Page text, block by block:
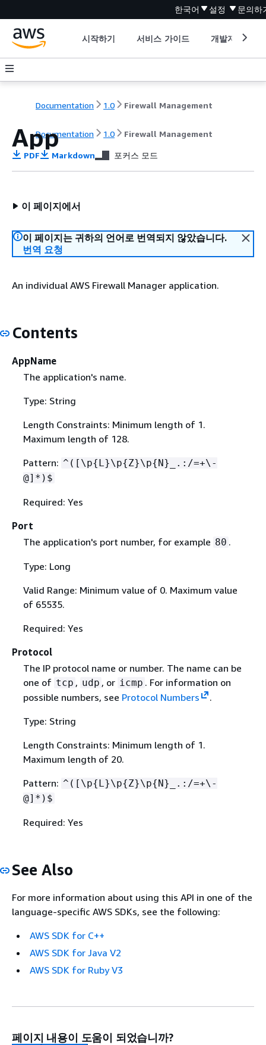
한국어 설정 문의하
시작하기 서비스 가이드 개발자 도구
Documentation 1.0 Firewall Management
Documentation 1.0 Firewall Management
App
PDF Markdown 포커스 모드
이 페이지에서
이 페이지는 귀하의 언어로 번역되지 않았습니다.
번역 요청
An individual AWS Firewall Manager application.
Contents
AppName
The application's name.
Type: String
Length Constraints: Minimum length of 1.
Maximum length of 128.
Pattern: ^([\p{L}\p{Z}\p{N}_.:/=+\-
@]*)$
Required: Yes
Port
The application's port number, for example 80 .
Type: Long
Valid Range: Minimum value of 0. Maximum value
of 65535.
Required: Yes
Protocol
The IP protocol name or number. The name can be
one of tcp , udp , or icmp . For information on
possible numbers, see Protocol Numbers
.
Type: String
Length Constraints: Minimum length of 1.
Maximum length of 20.
Pattern: ^([\p{L}\p{Z}\p{N}_.:/=+\-
@]*)$
Required: Yes
See Also
For more information about using this API in one of the
language-specific AWS SDKs, see the following:
AWS SDK for C++
AWS SDK for Java V2
AWS SDK for Ruby V3
페이지 내용이 도움이 되었습니까?